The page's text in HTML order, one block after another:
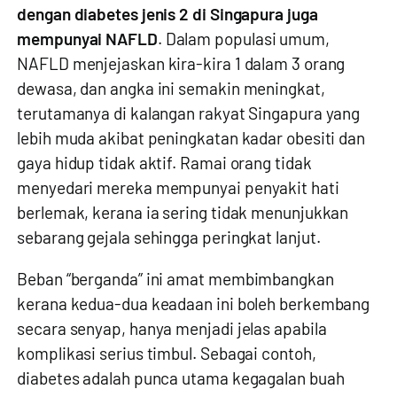
dengan diabetes jenis 2 di Singapura juga
mempunyai NAFLD. Dalam populasi umum,
NAFLD menjejaskan kira-kira 1 dalam 3 orang
dewasa, dan angka ini semakin meningkat,
terutamanya di kalangan rakyat Singapura yang
lebih muda akibat peningkatan kadar obesiti dan
gaya hidup tidak aktif. Ramai orang tidak
menyedari mereka mempunyai penyakit hati
berlemak, kerana ia sering tidak menunjukkan
sebarang gejala sehingga peringkat lanjut.
Beban “berganda” ini amat membimbangkan
kerana kedua-dua keadaan ini boleh berkembang
secara senyap, hanya menjadi jelas apabila
komplikasi serius timbul. Sebagai contoh,
diabetes adalah punca utama kegagalan buah